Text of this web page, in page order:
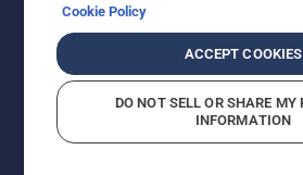
© Husqvarna AB (publ). All rights
som visas är rekommenderade
priser är rekommenderade
moms) om inte produkten är
CookiepolicyAnvändningsvillkor
Rapportera
Cookie Policy
ACCEPT COOKIES
DO NOT SELL OR SHARE MY
INFORMATION